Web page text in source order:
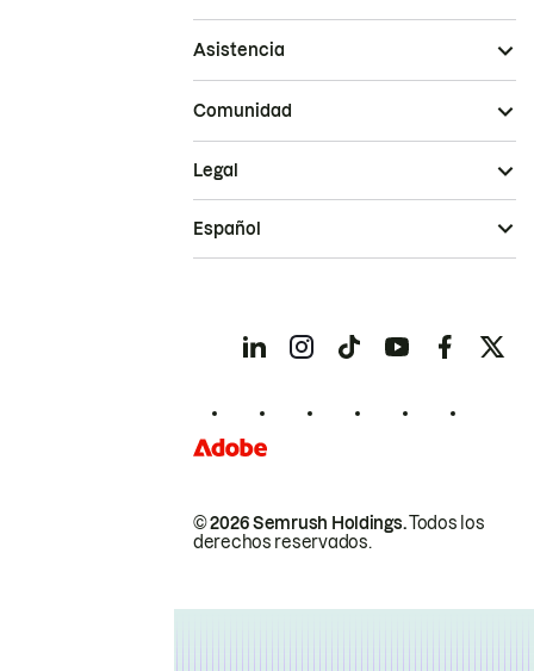
Asistencia
Comunidad
© 2026 Semrush Holdings.Todos los
derechos reservados.
Legal
Español